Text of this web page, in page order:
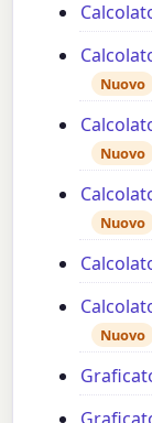
Nuovo
Nuovo
Nuovo
Nuovo